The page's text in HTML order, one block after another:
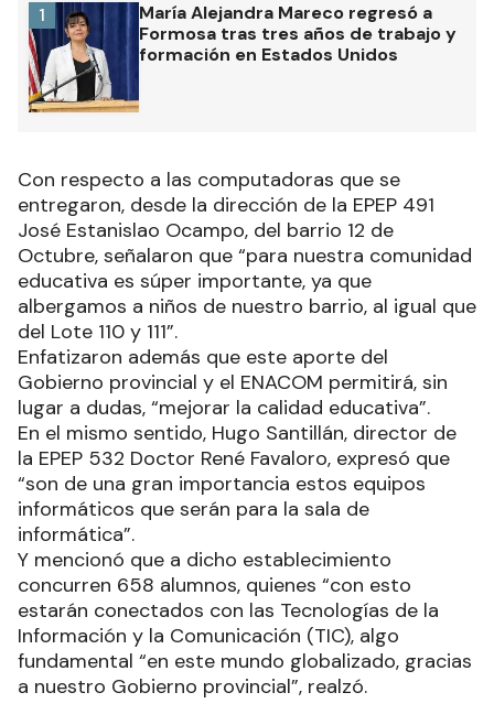
María Alejandra Mareco regresó a
Formosa tras tres años de trabajo y
formación en Estados Unidos
1
Con respecto a las computadoras que se
entregaron, desde la dirección de la EPEP 491
José Estanislao Ocampo, del barrio 12 de
Octubre, señalaron que “para nuestra comunidad
educativa es súper importante, ya que
albergamos a niños de nuestro barrio, al igual que
del Lote 110 y 111”.
Enfatizaron además que este aporte del
Gobierno provincial y el ENACOM permitirá, sin
lugar a dudas, “mejorar la calidad educativa”.
En el mismo sentido, Hugo Santillán, director de
la EPEP 532 Doctor René Favaloro, expresó que
“son de una gran importancia estos equipos
informáticos que serán para la sala de
informática”.
Y mencionó que a dicho establecimiento
concurren 658 alumnos, quienes “con esto
estarán conectados con las Tecnologías de la
Información y la Comunicación (TIC), algo
fundamental “en este mundo globalizado, gracias
a nuestro Gobierno provincial”, realzó.